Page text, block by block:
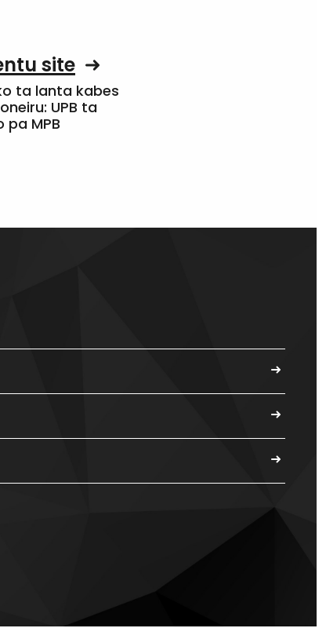
site
ta lanta kabes
UPB ta
MPB